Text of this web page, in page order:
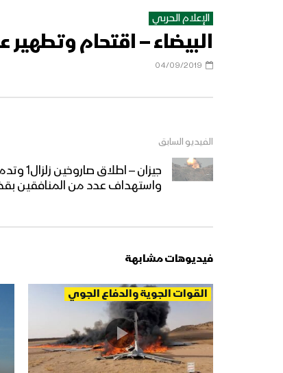
الإعلام الحربي
البيضاء – اقتحام
04/09/2019
الفيديو السابق
واستهداف عدد من المنافقين بقذيفة بي7
فيديوهات مشابهة
القوات الجوية والدفاع الجوي